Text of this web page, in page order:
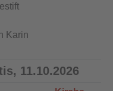
Karin
11.10.2026